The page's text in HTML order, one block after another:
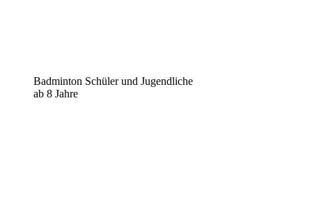
Badminton Schüler und Jugendliche
ab 8 Jahre